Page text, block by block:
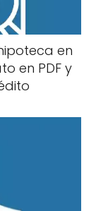
en
en PDF y